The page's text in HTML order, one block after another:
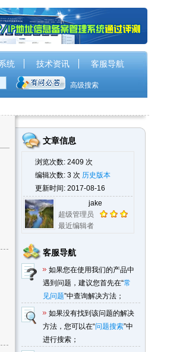
统 技术资讯 客服导航
高级搜索
文章信息
浏览次数: 2409 次
编辑次数: 3 次 历史版本
更新时间: 2017-08-16
jake
超级管理员
最近编辑者
客服导航
如果您在使用我们的产品中
遇到问题，建议您首先在“常
见问题”中查询解决方法；
如果没有找到该问题的解决
方法，您可以在“问题搜索”中
进行搜索；